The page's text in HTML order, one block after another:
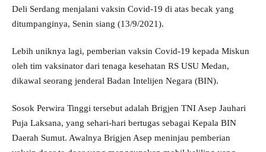
Deli Serdang menjalani vaksin Covid-19 di atas becak yang
ditumpanginya, Senin siang (13/9/2021).
Lebih uniknya lagi, pemberian vaksin Covid-19 kepada Miskun
oleh tim vaksinator dari tenaga kesehatan RS USU Medan,
dikawal seorang jenderal Badan Intelijen Negara (BIN).
Sosok Perwira Tinggi tersebut adalah Brigjen TNI Asep Jauhari
Puja Laksana, yang sehari-hari bertugas sebagai Kepala BIN
Daerah Sumut. Awalnya Brigjen Asep meninjau pemberian